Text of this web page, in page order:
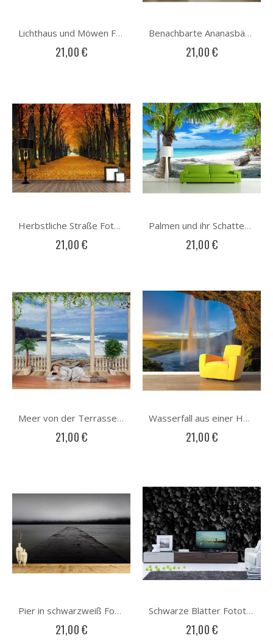
Lichthaus und Möwen Fototapete
21,00 €
Benachbarte Ananasbäume Fototapete
21,00 €
Herbstliche Straße Fototapete
21,00 €
Palmen und ihr Schatten Fototapete
21,00 €
Meer von der Terrasse Fototapete
21,00 €
Wasserfall aus einer Höhle Fototapete
21,00 €
Pier in schwarzweiß Fototapete
21,00 €
Schwarze Blätter Fototapete
21,00 €